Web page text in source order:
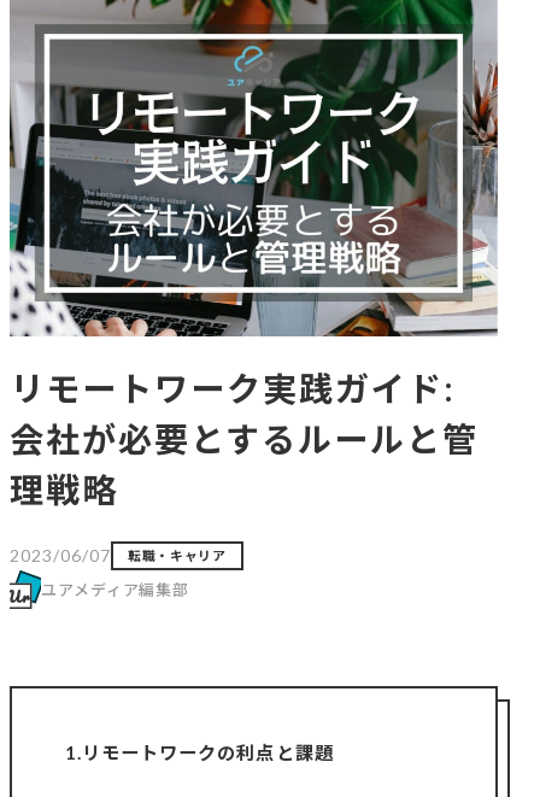
リモートワーク実践ガイド:
会社が必要とするルールと管
理戦略
2023/06/07 転職・キャリア
ユアメディア編集部
1.リモートワークの利点と課題